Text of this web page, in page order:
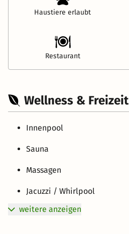
Haustiere erlaubt
Restaurant
Wellness & Freizeit
Innenpool
Sauna
Massagen
Jacuzzi / Whirlpool
weitere anzeigen